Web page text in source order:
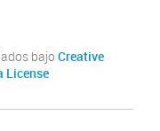
bajo Creative
License